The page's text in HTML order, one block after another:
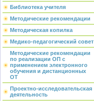
Библиотека учителя
Методические рекомендации
Методическая копилка
Медико-педагогический совет
Методические рекомендации
по реализации ОП с
применением электронного
обучения и дистанционных
ОТ
Проектно-исследовательская
деятельность